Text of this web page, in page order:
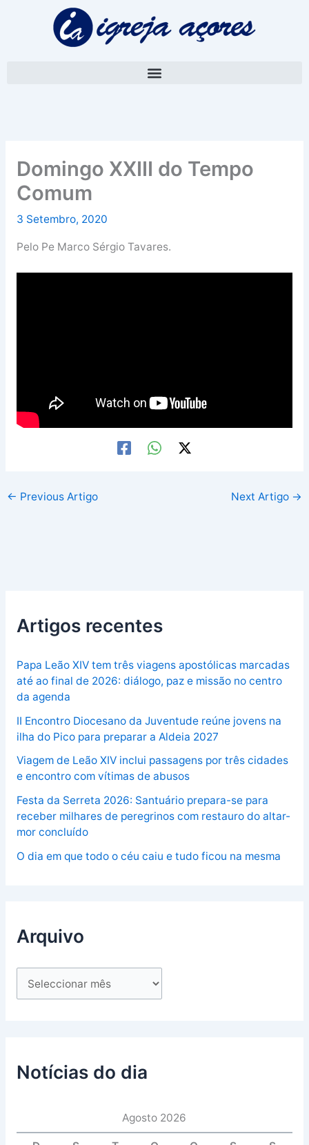
Domingo XXIII do Tempo
Comum
3 Setembro, 2020
Pelo Pe Marco Sérgio Tavares.
← Previous Artigo Next Artigo →
Artigos recentes
Papa Leão XIV tem três viagens apostólicas marcadas
até ao final de 2026: diálogo, paz e missão no centro
da agenda
II Encontro Diocesano da Juventude reúne jovens na
ilha do Pico para preparar a Aldeia 2027
Viagem de Leão XIV inclui passagens por três cidades
e encontro com vítimas de abusos
Festa da Serreta 2026: Santuário prepara-se para
receber milhares de peregrinos com restauro do altar-
mor concluído
O dia em que todo o céu caiu e tudo ficou na mesma
Arquivo
Notícias do dia
Agosto 2026